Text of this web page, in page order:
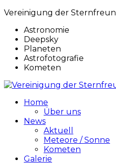
Vereinigung der
Astronomie
Deepsky
Planeten
Astrofotografie
Kometen
Home
Über uns
News
Aktuell
Meteore / Sonne
Kometen
Galerie